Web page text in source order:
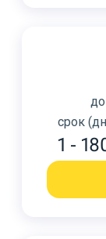
до
срок
1 -